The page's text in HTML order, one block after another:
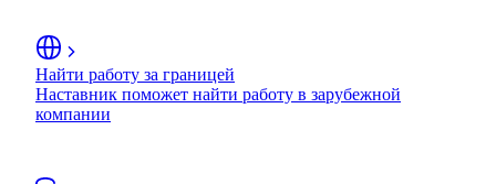
Найти работу за границей
Наставник поможет найти работу в зарубежной
компании